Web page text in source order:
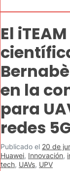
El
en la
para
redes
Publicado el 20 de
Huawei, Innovación,
tech, UAVs, UPV